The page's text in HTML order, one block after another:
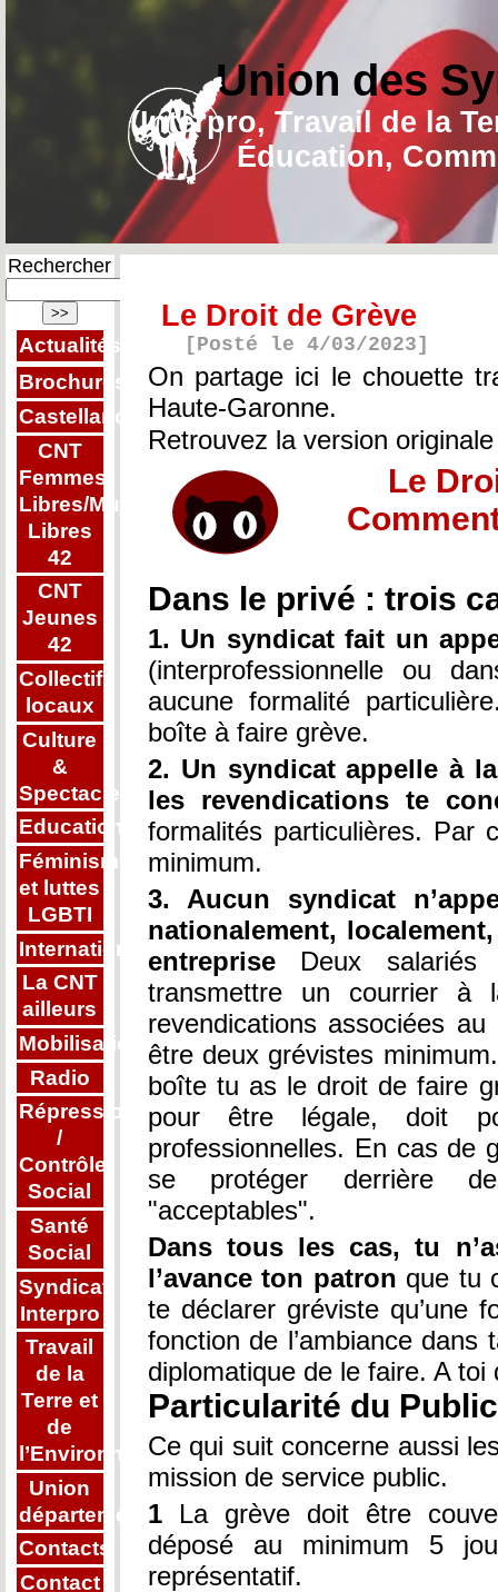
Union des
(Interpro, Travail de la
Éducation,
Rechercher
Actualités
Brochures
Castellano
CNT
Femmes
Libres/Mujeres
Libres
42
CNT
Jeunes
42
Collectifs
locaux
Culture
&
Spectacle
Education
Féminisme
et luttes
LGBTI
Internationalisme
La CNT
ailleurs
Mobilisations
Radio
Répression
/
Contrôle
Social
Santé
Social
Syndicat
Interpro
Travail
de la
Terre et
de
l’Environnement
Union
départementale
Contacts
Contact
Le Droit de Grève
[Posté le 4/03/2023]
On partage ici le chouette
Haute-Garonne.
Retrouvez la version
Le
Dans le privé : trois
1. Un syndicat fait un
(interprofessionnelle ou
aucune formalité
boîte à faire grève.
2. Un syndicat appelle à
les revendications te
formalités particulières. Par
minimum.
3. Aucun syndicat
nationalement,
entreprise Deux salariés
transmettre un courrier à
revendications associées
être deux grévistes
boîte tu as le droit de faire
pour être légale, doit
professionnelles. En cas de
se protéger derrière
"acceptables".
Dans tous les cas, tu
l’avance ton patron que tu
te déclarer gréviste qu’une
fonction de l’ambiance
diplomatique de le faire. A toi
Particularité du Public
Ce qui suit concerne aussi
mission de service public.
1 La grève doit être
déposé au minimum 5
représentatif.